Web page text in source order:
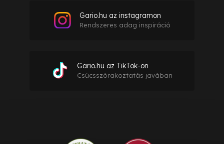
Gario.hu az instagramon
Rendszeres adag inspiráció
Gario.hu az TikTok-on
Csúcsszórakoztatás javában